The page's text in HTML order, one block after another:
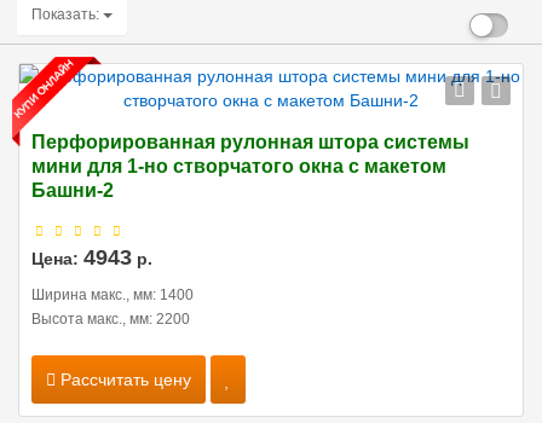
Показать:
Перфорированная рулонная штора системы
мини для 1-но створчатого окна с макетом
Башни-2
Цена: 4943 р.
Ширина макс., мм: 1400
Высота макс., мм: 2200
Рассчитать цену